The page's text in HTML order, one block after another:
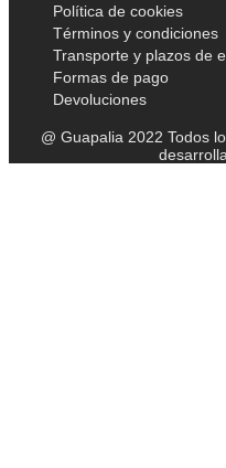
Política de cookies
Términos y condiciones
Transporte y plazos de
Formas de pago
Devoluciones
@ Guapalia 2022 Todos